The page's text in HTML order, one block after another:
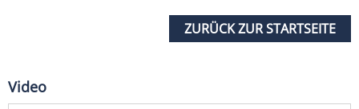
ZURÜCK ZUR STARTSEITE
Video